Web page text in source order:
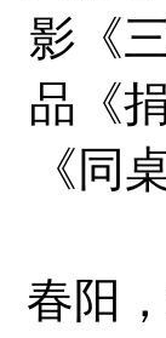
影《
品《
《同
春阳